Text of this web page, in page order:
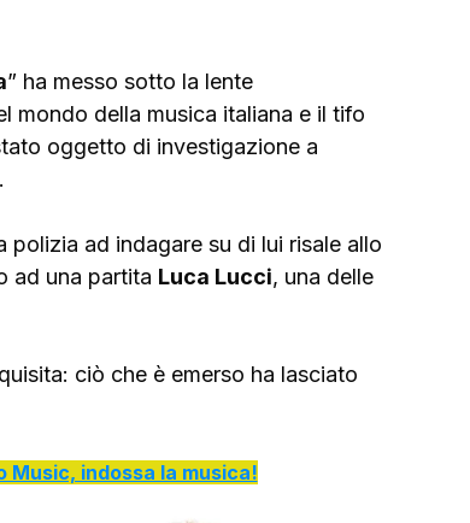
” ha messo sotto la lente
mondo della musica italiana e il tifo
oggetto di investigazione a
ad indagare su di lui risale allo
ad una partita Luca Lucci, una delle
ciò che è emerso ha lasciato
indossa la musica!